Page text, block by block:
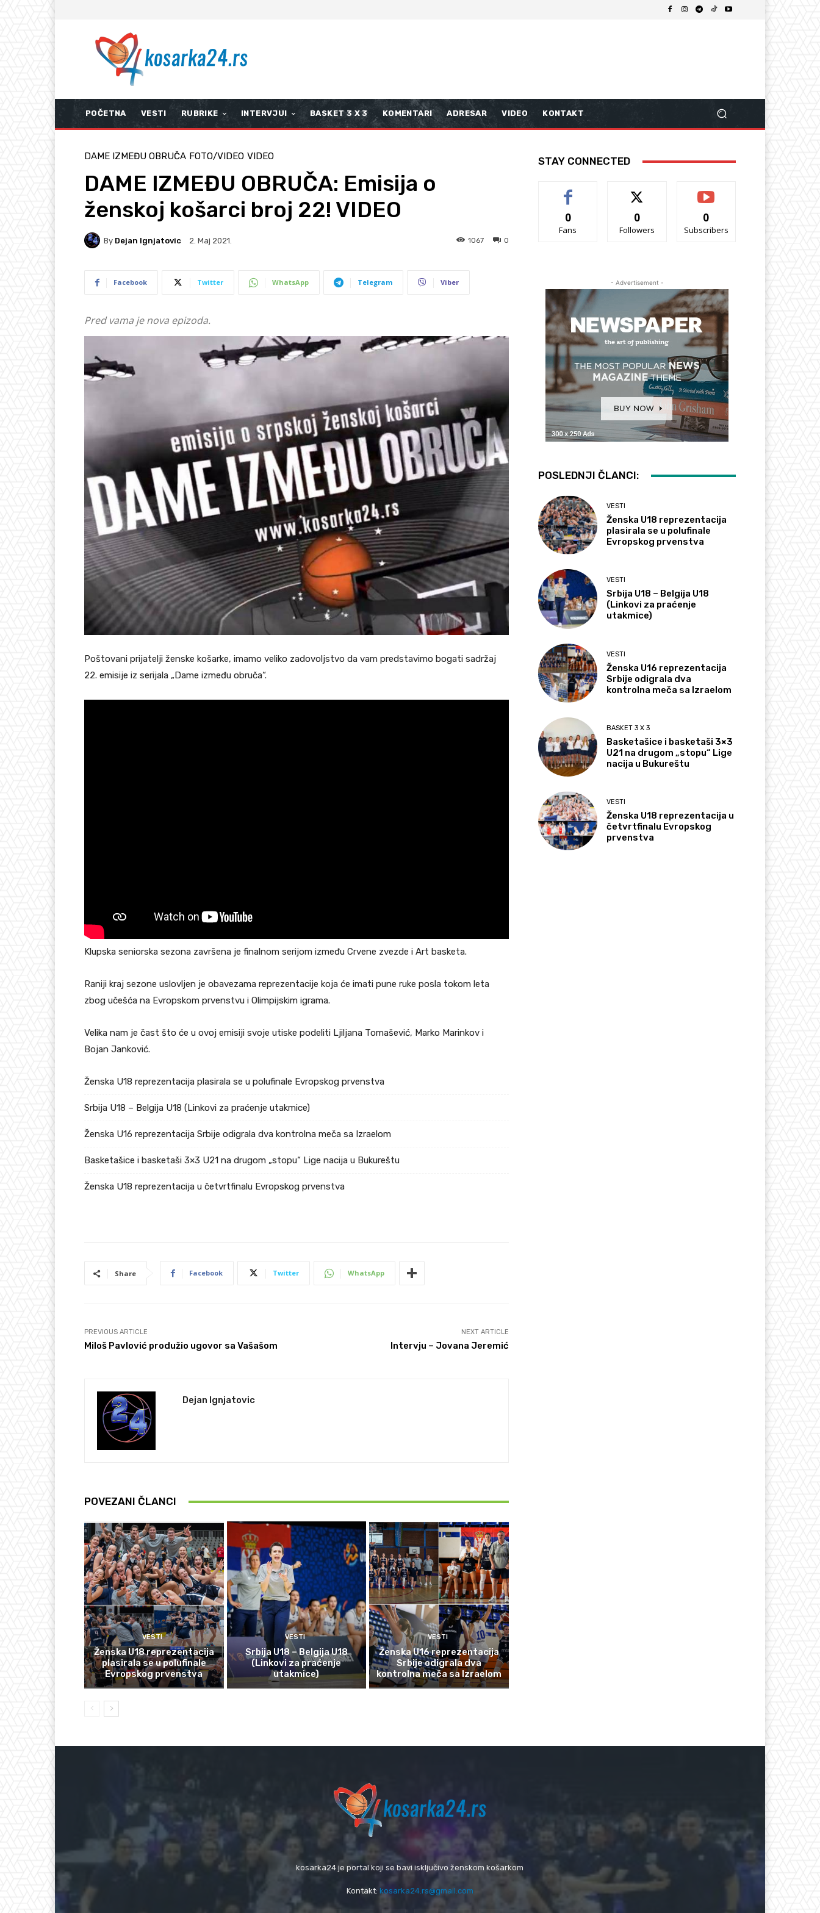
POČETNA VESTI RUBRIKE INTERVJUI BASKET 3 X 3 KOMENTARI ADRESAR VIDEO KONTAKT
DAME IZMEĐU OBRUČA FOTO/VIDEO VIDEO
DAME IZMEĐU OBRUČA: Emisija o
ženskoj košarci broj 22! VIDEO
By Dejan Ignjatovic 2. Мај 2021. 0
1067
Facebook Twitter WhatsApp Telegram Viber
Pred vama je nova epizoda.
Poštovani prijatelji ženske košarke, imamo veliko zadovoljstvo da vam predstavimo bogati sadržaj
22. emisije iz serijala „Dame između obruča“.
Klupska seniorska sezona završena je finalnom serijom između Crvene zvezde i Art basketa.
Raniji kraj sezone uslovljen je obavezama reprezentacije koja će imati pune ruke posla tokom leta
zbog učešća na Evropskom prvenstvu i Olimpijskim igrama.
Velika nam je čast što će u ovoj emisiji svoje utiske podeliti Ljiljana Tomašević, Marko Marinkov i
Bojan Janković.
Ženska U18 reprezentacija plasirala se u polufinale Evropskog prvenstva
Srbija U18 – Belgija U18 (Linkovi za praćenje utakmice)
Ženska U16 reprezentacija Srbije odigrala dva kontrolna meča sa Izraelom
Basketašice i basketaši 3×3 U21 na drugom „stopu“ Lige nacija u Bukureštu
Ženska U18 reprezentacija u četvrtfinalu Evropskog prvenstva
Share Facebook Twitter WhatsApp
PREVIOUS ARTICLE
Miloš Pavlović produžio ugovor sa Vašašom
NEXT ARTICLE
Intervju – Jovana Jeremić
Dejan Ignjatovic
POVEZANI ČLANCI
VESTI
Ženska U18 reprezentacija
plasirala se u polufinale
Evropskog prvenstva
VESTI
Srbija U18 – Belgija U18
(Linkovi za praćenje
utakmice)
VESTI
Ženska U16 reprezentacija
Srbije odigrala dva
kontrolna meča sa Izraelom
STAY CONNECTED
0
Fans
0
Followers
0
Subscribers
- Advertisement -
POSLEDNJI ČLANCI:
VESTI
Ženska U18 reprezentacija
plasirala se u polufinale
Evropskog prvenstva
VESTI
Srbija U18 – Belgija U18
(Linkovi za praćenje
utakmice)
VESTI
Ženska U16 reprezentacija
Srbije odigrala dva
kontrolna meča sa Izraelom
BASKET 3 X 3
Basketašice i basketaši 3×3
U21 na drugom „stopu“ Lige
nacija u Bukureštu
VESTI
Ženska U18 reprezentacija u
četvrtfinalu Evropskog
prvenstva
kosarka24 je portal koji se bavi isključivo ženskom košarkom
Kontakt: kosarka24.rs@gmail.com